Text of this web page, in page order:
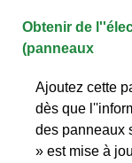
Obtenir de
(panneaux
Ajoutez cette
dès que
des panneaux
» est mise à